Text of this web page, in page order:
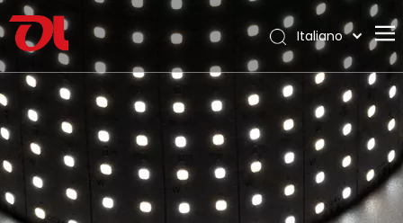
Casa
Chi siamo
Prodotti
Applicazione
Italiano
العربية
Français
Pусский
Español
Português
Deutsch